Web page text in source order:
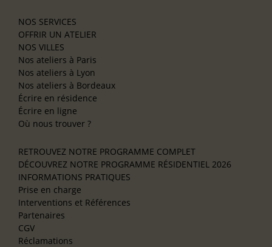
NOS SERVICES
OFFRIR UN ATELIER
NOS VILLES
Nos ateliers à Paris
Nos ateliers à Lyon
Nos ateliers à Bordeaux
Écrire en résidence
Écrire en ligne
Où nous trouver ?
RETROUVEZ NOTRE PROGRAMME COMPLET
DÉCOUVREZ NOTRE PROGRAMME RÉSIDENTIEL 2026
INFORMATIONS PRATIQUES
Prise en charge
Interventions et Références
Partenaires
CGV
Réclamations